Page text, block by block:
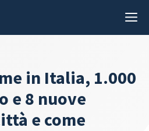
in Italia, 1.000
e 8 nuove
e come